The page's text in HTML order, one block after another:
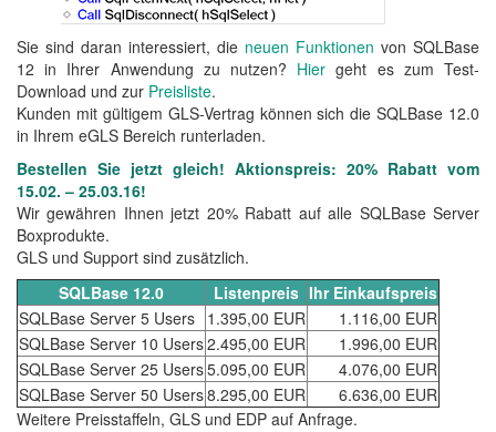
Sie sind daran interessiert, die neuen Funktionen von SQLBase
12 in Ihrer Anwendung zu nutzen? Hier geht es zum Test-
Download und zur Preisliste.
Kunden mit gültigem GLS-Vertrag können sich die SQLBase 12.0
in Ihrem eGLS Bereich runterladen.
Bestellen Sie jetzt gleich! Aktionspreis: 20% Rabatt vom
15.02. – 25.03.16!
Wir gewähren Ihnen jetzt 20% Rabatt auf alle SQLBase Server
Boxprodukte.
GLS und Support sind zusätzlich.
SQLBase 12.0
Listenpreis Ihr Einkaufspreis
SQLBase Server 5 Users 1.395,00 EUR
1.116,00 EUR
SQLBase Server 10 Users2.495,00 EUR
1.996,00 EUR
SQLBase Server 25 Users5.095,00 EUR
4.076,00 EUR
SQLBase Server 50 Users8.295,00 EUR
6.636,00 EUR
Weitere Preisstaffeln, GLS und EDP auf Anfrage.